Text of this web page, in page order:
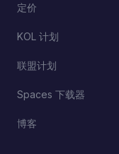
定价
KOL 计划
联盟计划
Spaces 下载器
博客